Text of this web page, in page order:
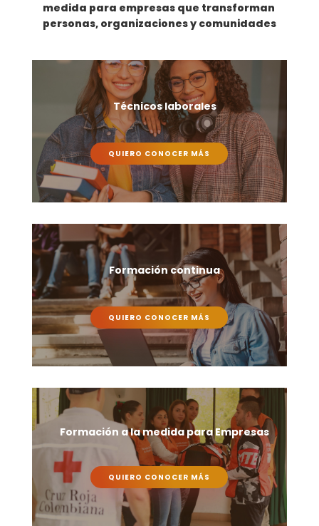
medida para empresas que transforman
personas, organizaciones y comunidades
Técnicos laborales
QUIERO CONOCER MÁS
Formación continua
QUIERO CONOCER MÁS
Formación a la medida para Empresas
QUIERO CONOCER MÁS